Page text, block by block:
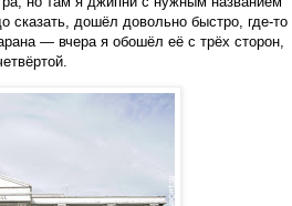
сказать, дошёл довольно быстро, где-то
— вчера я обошёл её с трёх сторон,